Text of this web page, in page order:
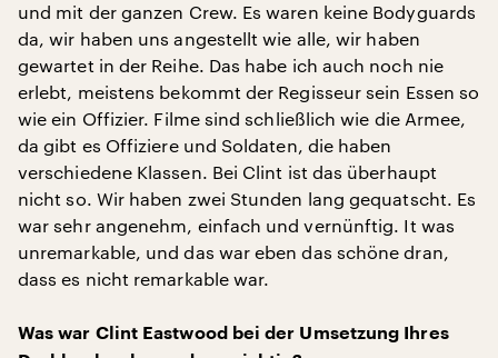
und mit der ganzen Crew. Es waren keine Bodyguards
da, wir haben uns angestellt wie alle, wir haben
gewartet in der Reihe. Das habe ich auch noch nie
erlebt, meistens bekommt der Regisseur sein Essen so
wie ein Offizier. Filme sind schließlich wie die Armee,
da gibt es Offiziere und Soldaten, die haben
verschiedene Klassen. Bei Clint ist das überhaupt
nicht so. Wir haben zwei Stunden lang gequatscht. Es
war sehr angenehm, einfach und vernünftig. It was
unremarkable, und das war eben das schöne dran,
dass es nicht remarkable war.
Was war Clint Eastwood bei der Umsetzung Ihres